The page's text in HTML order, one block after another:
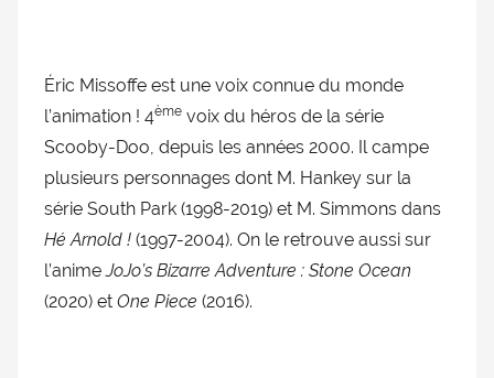
Éric Missoffe est une voix connue du monde
l’animation ! 4ème voix du héros de la série
Scooby-Doo, depuis les années 2000. Il campe
plusieurs personnages dont M. Hankey sur la
série South Park (1998-2019) et M. Simmons dans
Hé Arnold ! (1997-2004). On le retrouve aussi sur
l’animeJoJo’s Bizarre Adventure : Stone Ocean
(2020) et One Piece (2016).